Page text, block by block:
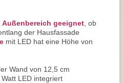
Außenbereich geeignet , ob
der Hausfassade
mit LED hat eine Höhe von
Wand von 12,5 cm
LED integriert